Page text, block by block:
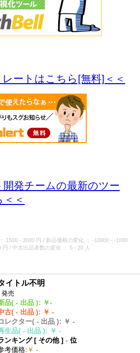
レートはこちら[無料]＜＜
開発チームの最新のツー
＜
： 1500 - 3000 円 / 新品価格の変化
： -10000 - -1000
円 / 中古出品者数の変化 ： 5 - 20 人
イトル不明
発売
品( - 出品 ): ￥-
古( - 出品 ): ￥ -
レクター( - 出品 ): ￥ -
生品( - 出品 ): ￥ -
ンキング [ その他]- 位
考価格: ￥ -